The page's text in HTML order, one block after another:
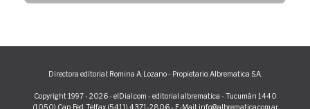
Directora editorial: Romina A. Lozano - Propietario: Albrematica S.A.
Copyright 1997 - 2026 - elDial.com - editorial albrematica - Tucumán 1440
(1050) Cap. Fed. Telfax (5411) 4371-2806 - E-Mail: info@albrematica.com.ar